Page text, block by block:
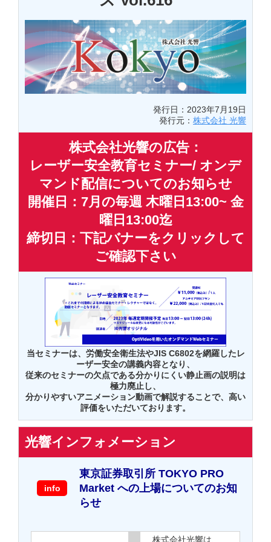
発行日：2023年7月19日
発行元： 株式会社 光響
株式会社光響の広告：
レーザー安全教育セミナー/ オンデ
マンド配信についてのお知らせ
開催日：7月の毎週 木曜日13:00~ 金
曜日13:00迄
締切日：下記バナーをクリックして
ご確認下さい
当セミナーは、労働安全衛生法やJIS C6802を網羅したレ
ーザー安全の講義内容となり、
従来のセミナーの欠点である分かりにくい静止画の説明は
極力廃止し、
分かりやすいアニメーション動画で解説することで、高い
評価をいただいております。
光響インフォメーション
info
東京証券取引所 TOKYO PRO
Market への上場についてのお知
らせ
株式会社光響は、